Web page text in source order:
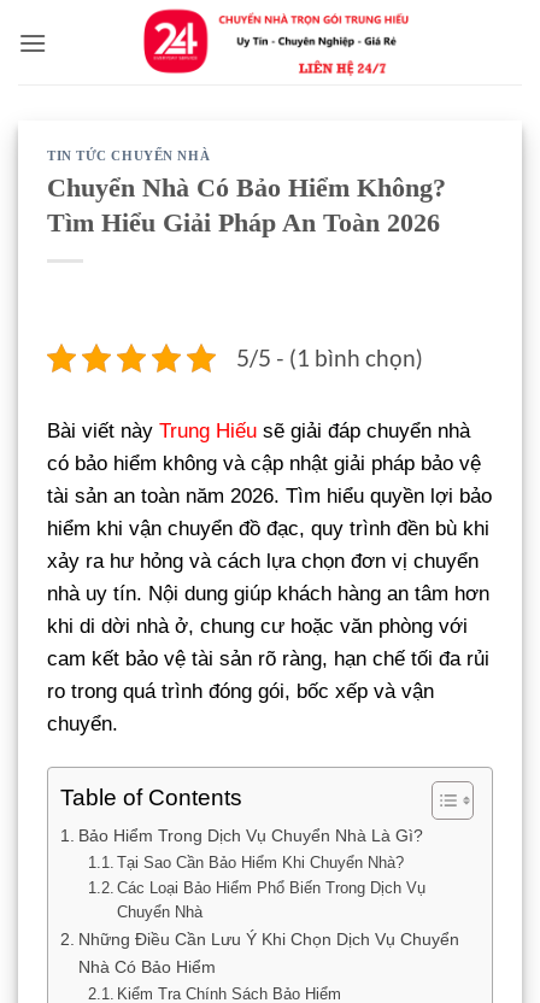
qua
TIN TỨC CHUYỂN NHÀ
Chuyển Nhà Có Bảo Hiểm Không?
Tìm Hiểu Giải Pháp An Toàn 2026
5/5 - (1 bình chọn)
Bài viết này Trung Hiếu sẽ giải đáp chuyển nhà
có bảo hiểm không và cập nhật giải pháp bảo vệ
tài sản an toàn năm 2026. Tìm hiểu quyền lợi bảo
hiểm khi vận chuyển đồ đạc, quy trình đền bù khi
xảy ra hư hỏng và cách lựa chọn đơn vị chuyển
nhà uy tín. Nội dung giúp khách hàng an tâm hơn
khi di dời nhà ở, chung cư hoặc văn phòng với
cam kết bảo vệ tài sản rõ ràng, hạn chế tối đa rủi
ro trong quá trình đóng gói, bốc xếp và vận
chuyển.
Table of Contents
Bảo Hiểm Trong Dịch Vụ Chuyển Nhà Là Gì?
Tại Sao Cần Bảo Hiểm Khi Chuyển Nhà?
Các Loại Bảo Hiểm Phổ Biến Trong Dịch Vụ
Chuyển Nhà
Những Điều Cần Lưu Ý Khi Chọn Dịch Vụ Chuyển
Nhà Có Bảo Hiểm
Kiểm Tra Chính Sách Bảo Hiểm